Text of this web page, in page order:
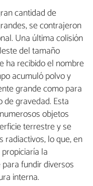
cantidad de
se contrajeron
Una última colisión
del tamaño
ha recibido el nombre
acumuló polvo y
grande como para
gravedad. Esta
objetos
terrestre y se
lo que, en
la
fundir diversos
interna.